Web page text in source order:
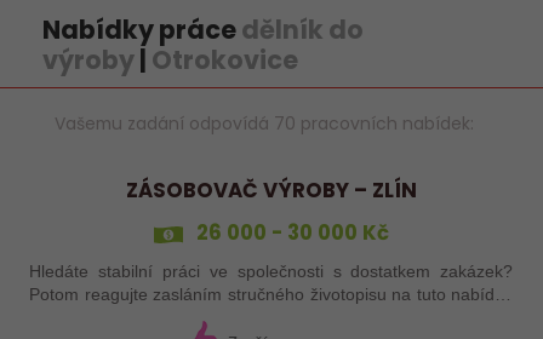
Nabídky prácedělník do
výroby| Otrokovice
Vašemu zadání odpovídá 70 pracovních nabídek:
ZÁSOBOVAČ VÝROBY – ZLÍN
26 000 - 30 000 Kč
Hledáte stabilní práci ve společnosti s dostatkem zakázek?
Potom reagujte zasláním stručného životopisu na tuto nabídku